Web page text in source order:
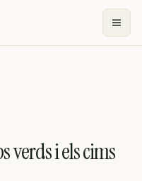
verds i els cims